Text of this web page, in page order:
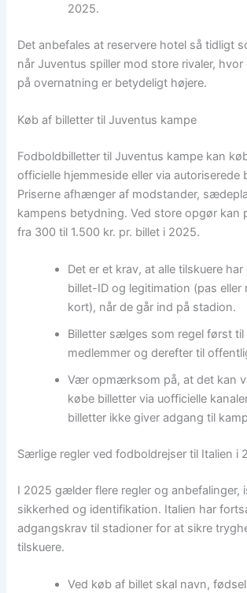
2025.
Det anbefales at reservere hotel så tidligt
når Juventus spiller mod store rivaler,
på overnatning er betydeligt højere.
Køb af billetter til Juventus kampe
Fodboldbilletter til Juventus kampe kan
officielle hjemmeside eller via autoriserede
Priserne afhænger af modstander,
kampens betydning. Ved store opgør kan
fra 300 til 1.500 kr. pr. billet i 2025.
Det er et krav, at alle tilskuere
billet-ID og legitimation (pas eller
kort), når de går ind på stadion.
Billetter sælges som regel først
medlemmer og derefter til
Vær opmærksom på, at det kan
købe billetter via uofficielle
billetter ikke giver adgang til
Særlige regler ved fodboldrejser til Italien i
I 2025 gælder flere regler og anbefalinger,
sikkerhed og identifikation. Italien har
adgangskrav til stadioner for at sikre
tilskuere.
Ved køb af billet skal navn,